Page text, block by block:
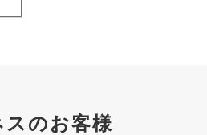
スのお客様